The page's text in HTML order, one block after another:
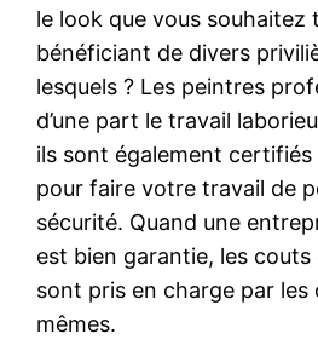
le look que vous souhaitez
bénéficiant de divers
lesquels ? Les peintres
d’une part le travail
ils sont également
pour faire votre travail de
sécurité. Quand une
est bien garantie, les
sont pris en charge par les
mêmes.